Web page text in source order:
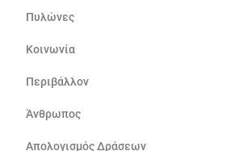
Πυλώνες
Κοινωνία
Περιβάλλον
Άνθρωπος
Απολογισμός Δράσεων